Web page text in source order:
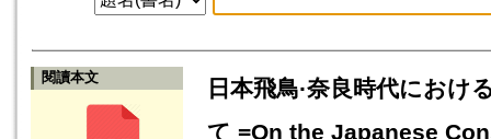
閱讀本文
日本飛鳥·奈良時代にお
て =On the Japanese